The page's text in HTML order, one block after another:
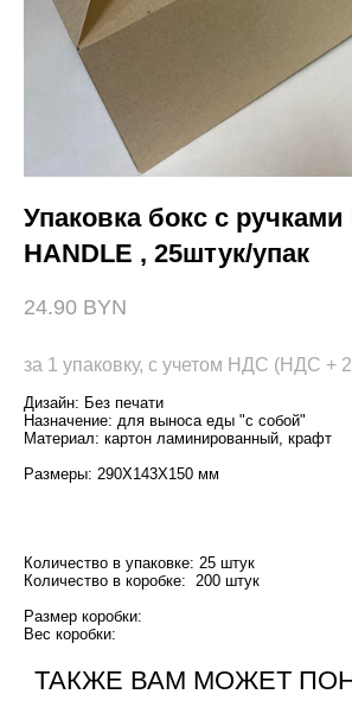
Упаковка бокс с ручками
HANDLE , 25штук/упак
24.90 BYN
за 1 упаковку, с учетом НДС (НДС +
Дизайн: Без печати
Назначение: для выноса еды "с собой"
Материал: картон ламинированный, крафт
Размеры: 290Х143Х150 мм
Количество в упаковке: 25 штук
Количество в коробке: 200 штук
Размер коробки:
Вес коробки:
ТАКЖЕ ВАМ МОЖЕТ